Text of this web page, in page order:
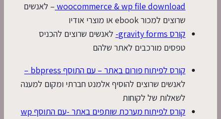
woocommerce & wp file download – לאנשים
שרוצים למכור ebook או מוצרי אודיו
קורס gravity forms-
לאנשים שרוצים להכניס
טפסים מורכבים לאתר שלהם
קורס לפיתוח פורום באתר – עם התוסף bbpress –
לאנשים שרוצים להוסיף אלמנט חברתי ומקום למענה
לשאלות של לקוחות
קורס לפיתוח מערכת שותפים באתר -עם התוסף wp